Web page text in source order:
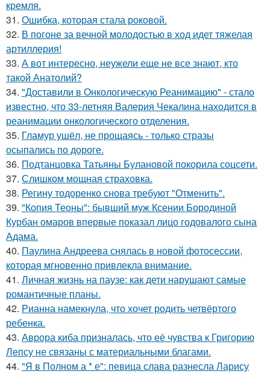
кремля.
31. Ошибка, которая стала роковой.
32. В погоне за вечной молодостью в ход идет тяжелая
артиллерия!
33. А вот интересно, неужели еще не все знают, кто
такой Анатолий?
34. "Доставили в Онкологическую Реанимацию" - стало
известно, что 33-летняя Валерия Чекалина находится в
реанимации онкологического отделения.
35. Гламур ушёл, не прощаясь - только стразы
осыпались по дороге.
36. Подтанцовка Татьяны Булановой покорила соцсети.
37. Слишком мощная страховка.
38. Регину тодоренко снова требуют "Отменить".
39. "Копия Теоны": бывший муж Ксении Бородиной
Курбан омаров впервые показал лицо годовалого сына
Адама.
40. Паулина Андреева снялась в новой фотосессии,
которая мгновенно привлекла внимание.
41. Личная жизнь на паузе: как дети нарушают самые
романтичные планы.
42. Рианна намекнула, что хочет родить четвёртого
ребенка.
43. Аврора киба призналась, что её чувства к Григорию
Лепсу не связаны с материальными благами.
44. "Я в Полном а * е": певица слава разнесла Ларису